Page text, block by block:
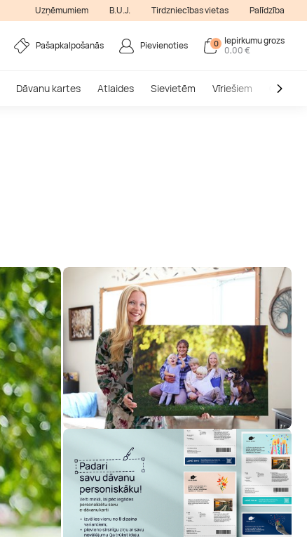
Uzņēmumiem B.U.J. Tirdzniecības vietas Palīdzība
Pašapkalpošanās Pievienoties 0
Iepirkumu grozs
0,00 €
Dāvanu kartes Atlaides Sievietēm Vīriešiem Outlet